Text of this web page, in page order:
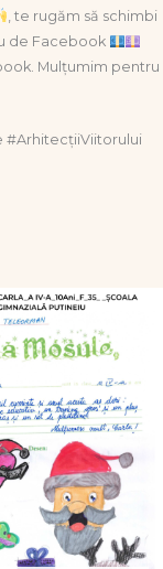
, te rugăm să schimbi
de Facebook
Mulțumim pentru
#ArhitecțiiViitorului